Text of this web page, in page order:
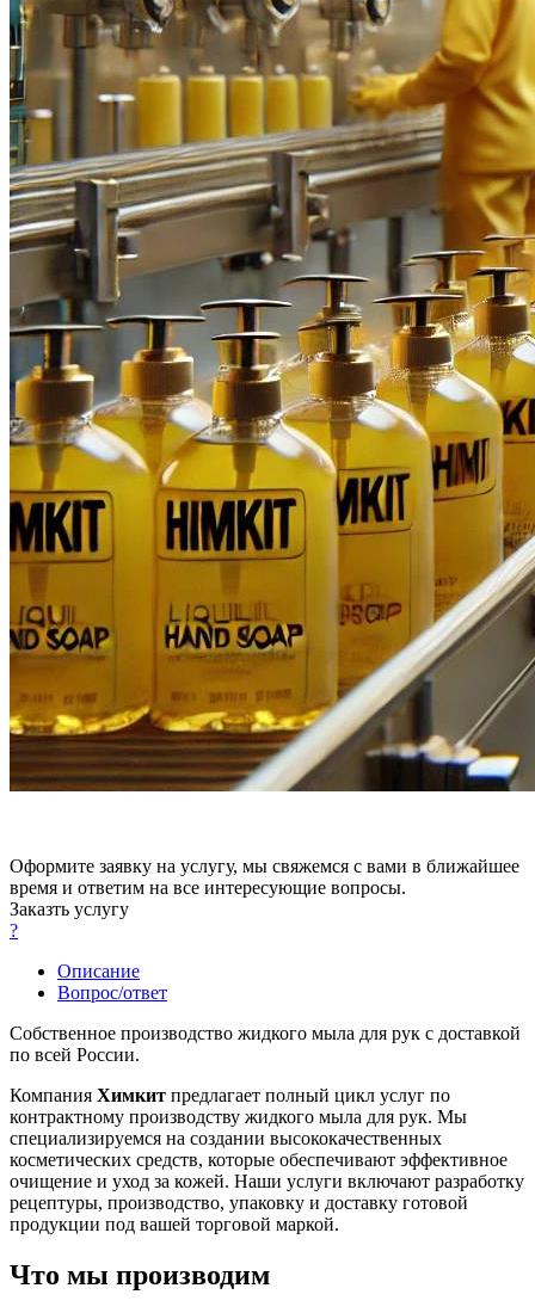
Оформите заявку на услугу, мы свяжемся с вами в ближайшее
время и ответим на все интересующие вопросы.
Заказть услугу
?
Описание
Вопрос/ответ
Собственное производство жидкого мыла для рук с доставкой
по всей России.
Компания Химкит предлагает полный цикл услуг по
контрактному производству жидкого мыла для рук. Мы
специализируемся на создании высококачественных
косметических средств, которые обеспечивают эффективное
очищение и уход за кожей. Наши услуги включают разработку
рецептуры, производство, упаковку и доставку готовой
продукции под вашей торговой маркой.
Что мы производим